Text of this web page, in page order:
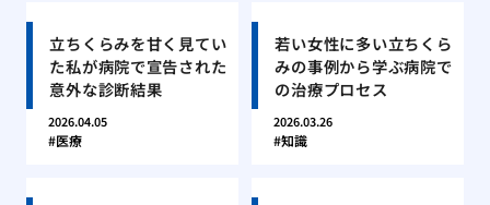
立ちくらみを甘く見てい
た私が病院で宣告された
意外な診断結果
2026.04.05
医療
若い女性に多い立ちくら
みの事例から学ぶ病院で
の治療プロセス
2026.03.26
知識